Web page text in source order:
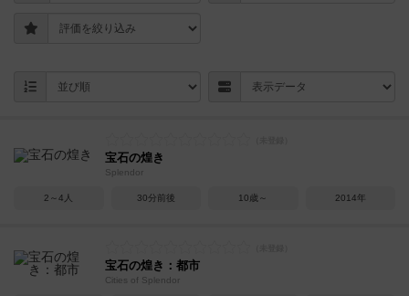
宝石の煌き
Splendor
2～4人 30分前後 10歳～ 2014年
宝石の煌き：都市
Cities of Splendor